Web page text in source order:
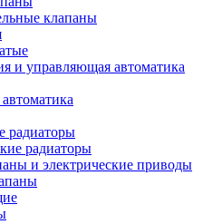
клапаны
и управляющая автоматика
радиаторы
радиаторы
и электрические приводы